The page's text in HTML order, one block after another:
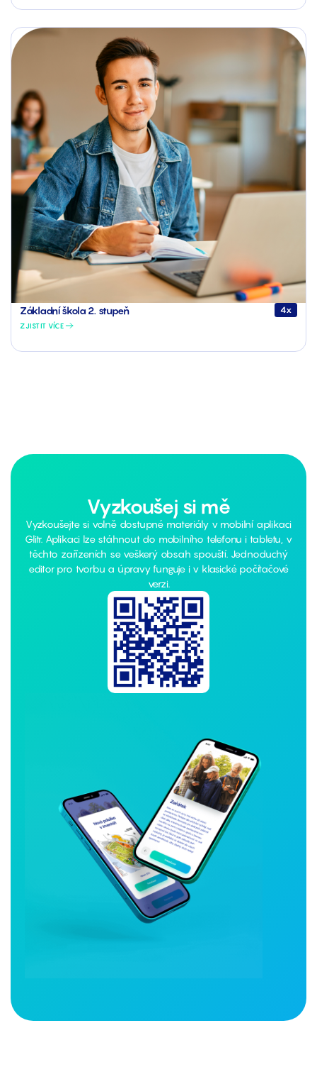
Základní škola 2. stupeň 4x
ZJISTIT VÍCE
Vyzkoušej si mě
Vyzkoušejte si volně dostupné materiály v mobilní aplikaci
Glitr. Aplikaci lze stáhnout do mobilního telefonu i tabletu, v
těchto zařízeních se veškerý obsah spouští. Jednoduchý
editor pro tvorbu a úpravy funguje i v klasické počítačové
verzi.